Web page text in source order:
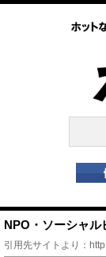
NPO・ソーシャル
引用先サイトより：